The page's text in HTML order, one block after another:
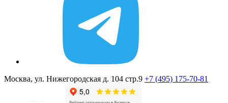
Москва, ул. Нижегородская д. 104 стр.9 +7 (495) 175-70-81